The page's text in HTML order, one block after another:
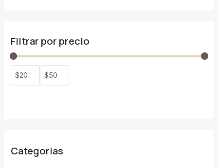
r
o
d
u
c
t
o
s
Filtrar por precio
Categorias